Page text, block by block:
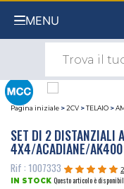
MENU
Pagina iniziale >2CV >TELAIO >
SET DI 2 DISTANZIALI
4X4/ACADIANE/AK400
Rif : 1007333
IN STOCK Questo articolo è